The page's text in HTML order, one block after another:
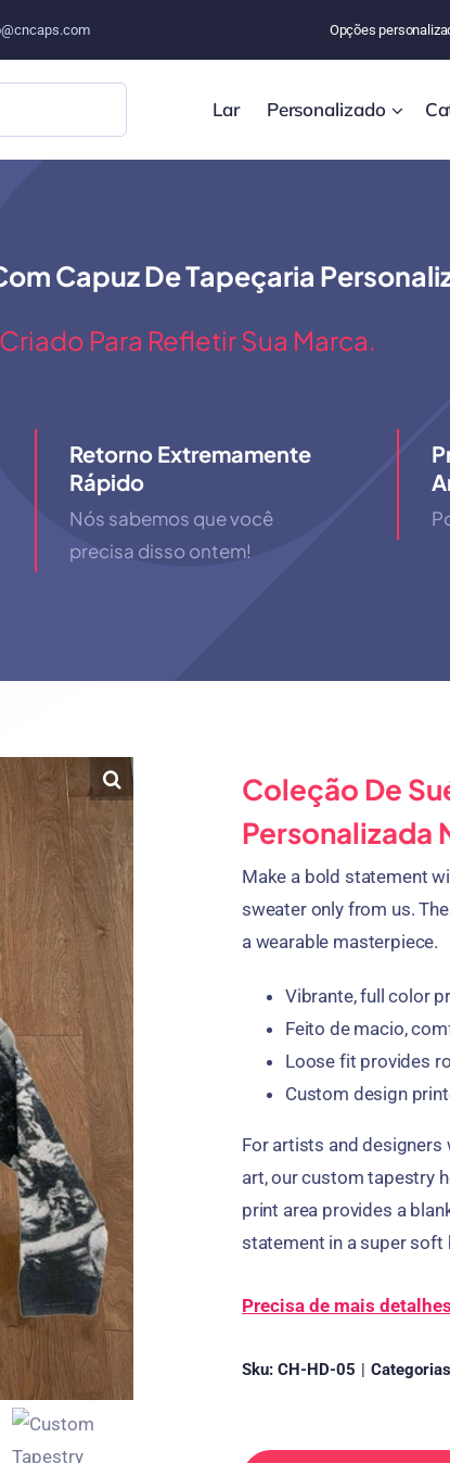
Opções
Lar Personalizado
Capuz De Tapeçaria
Criado Para Refletir Sua Marca.
Retorno Extremamente
Rápido
Nós sabemos que você
precisa disso ontem!
Coleção De
Personalizada
Make a bold statement
sweater only from us.
a wearable masterpiece.
Vibrante,full color
Feito de macio,
Loose fit provides
Custom design
For artists and
art,our custom tapestry
print area provides a
statement in a super
Precisa de mais
Sku: CH-HD-05 |